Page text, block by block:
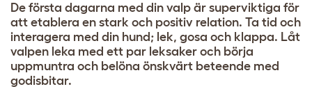
De första dagarna med din valp är superviktiga för
att etablera en stark och positiv relation. Ta tid och
interagera med din hund; lek, gosa och klappa. Låt
valpen leka med ett par leksaker och börja
uppmuntra och belöna önskvärt beteende med
godisbitar.